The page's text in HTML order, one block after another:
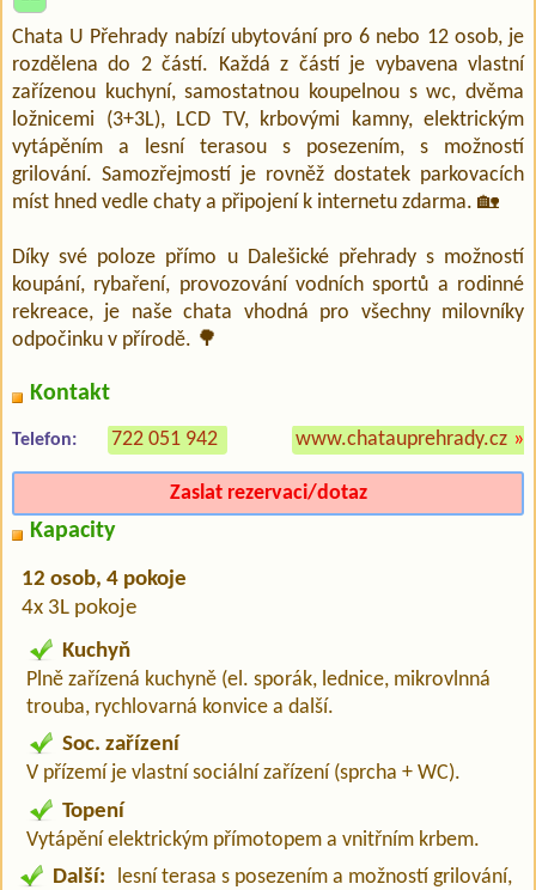
Chata U Přehrady nabízí ubytování pro 6 nebo 12 osob, je
rozdělena do 2 částí. Každá z částí je vybavena vlastní
zařízenou kuchyní, samostatnou koupelnou s wc, dvěma
ložnicemi (3+3L), LCD TV, krbovými kamny, elektrickým
vytápěním a lesní terasou s posezením, s možností
grilování. Samozřejmostí je rovněž dostatek parkovacích
míst hned vedle chaty a připojení k internetu zdarma. 🏡
Díky své poloze přímo u Dalešické přehrady s možností
koupání, rybaření, provozování vodních sportů a rodinné
rekreace, je naše chata vhodná pro všechny milovníky
odpočinku v přírodě. 🌳
Kontakt
Telefon: 722 051 942 www.chatauprehrady.cz »
Zaslat rezervaci/dotaz
Kapacity
12 osob, 4 pokoje
4x 3L pokoje
Kuchyň
Plně zařízená kuchyně (el. sporák, lednice, mikrovlnná
trouba, rychlovarná konvice a další.
Soc. zařízení
V přízemí je vlastní sociální zařízení (sprcha + WC).
Topení
Vytápění elektrickým přímotopem a vnitřním krbem.
Další:
lesní terasa s posezením a možností grilování,